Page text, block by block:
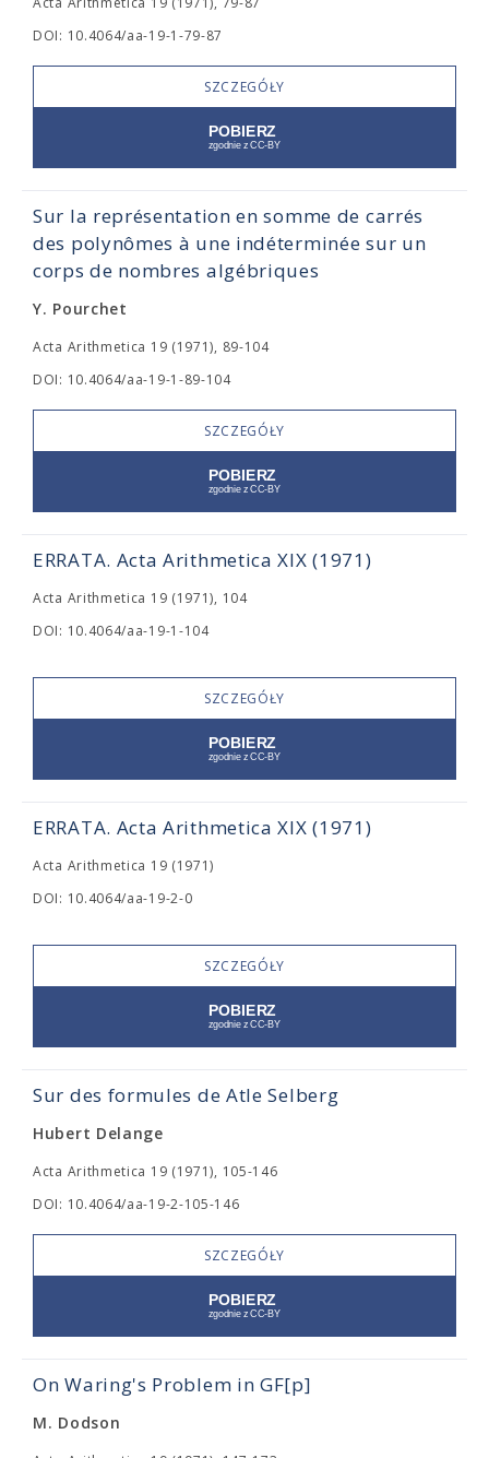
DOI: 10.4064/aa-19-1-79-87
SZCZEGÓŁY
Sur la représentation en somme de carrés
des polynômes à une indéterminée sur un
corps de nombres algébriques
Y. Pourchet
Acta Arithmetica 19 (1971), 89-104
DOI: 10.4064/aa-19-1-89-104
SZCZEGÓŁY
ERRATA. Acta Arithmetica XIX (1971)
Acta Arithmetica 19 (1971), 104
DOI: 10.4064/aa-19-1-104
SZCZEGÓŁY
ERRATA. Acta Arithmetica XIX (1971)
Acta Arithmetica 19 (1971)
DOI: 10.4064/aa-19-2-0
SZCZEGÓŁY
Sur des formules de Atle Selberg
Hubert Delange
Acta Arithmetica 19 (1971), 105-146
DOI: 10.4064/aa-19-2-105-146
SZCZEGÓŁY
On Waring's Problem in GF[p]
M. Dodson